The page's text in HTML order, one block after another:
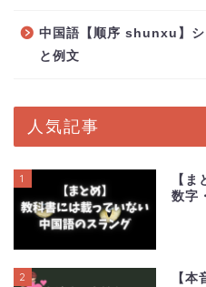
中国語【顺序 shunxu】
と例文
人気記事
1
【
数字
2
【